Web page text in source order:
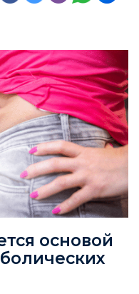
основой